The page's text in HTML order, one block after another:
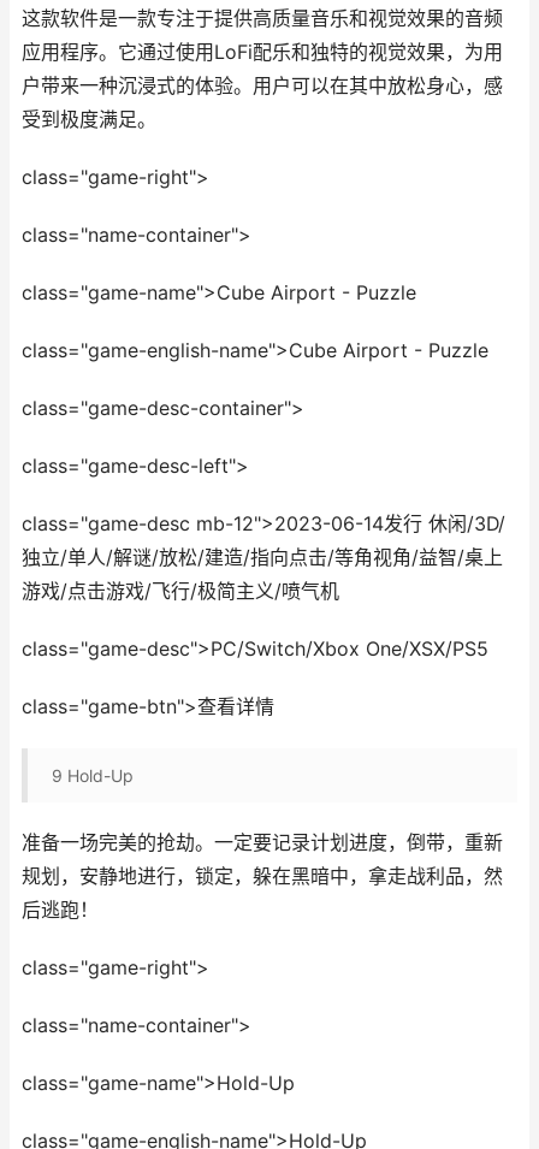
这款软件是一款专注于提供高质量音乐和视觉效果的音频
应用程序。它通过使用LoFi配乐和独特的视觉效果，为用
户带来一种沉浸式的体验。用户可以在其中放松身心，感
受到极度满足。
class="game-right">
class="name-container">
class="game-name">Cube Airport - Puzzle
class="game-english-name">Cube Airport - Puzzle
class="game-desc-container">
class="game-desc-left">
class="game-desc mb-12">2023-06-14发行 休闲/3D/
独立/单人/解谜/放松/建造/指向点击/等角视角/益智/桌上
游戏/点击游戏/飞行/极简主义/喷气机
class="game-desc">PC/Switch/Xbox One/XSX/PS5
class="game-btn">查看详情
9 Hold-Up
准备一场完美的抢劫。一定要记录计划进度，倒带，重新
规划，安静地进行，锁定，躲在黑暗中，拿走战利品，然
后逃跑！
class="game-right">
class="name-container">
class="game-name">Hold-Up
class="game-english-name">Hold-Up